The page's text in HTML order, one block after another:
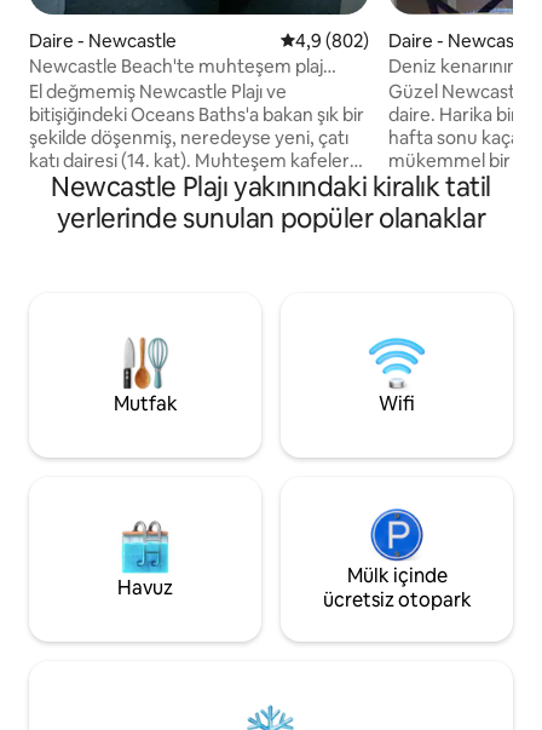
Daire - Newcastle 5 üzerinden ortalama 4,9
4,9 (802)
Newcastle Beach'te muhteşem plaj
manzaralı çatı katı
El değmemiş Newcastle Plajı ve
bitişiğindeki Oceans Baths'a bakan şık bir
şekilde döşenmiş, neredeyse yeni, çatı
katı dairesi (14. kat). Muhteşem kafeler
hemen alt katta, harika barlar,
restoranlar ve mağazalarla dolu şehir
merkezine 5 dakika yürüme
uyandığınızda göç eden yunusları ve
balinaları ve Newcastle'daki en iyi
manzarayı görebilirsiniz. Balkonda kahve
veya kokteyl yudumlayın. Sadece OLUN.
Daire - Newcastle
Deniz kenarının
balina izleme.
Güzel Newcastle
daire. Harika bir
hafta sonu
mükemmel bir
güvenli otopark
hissetmenizi
olanak mevcut.
kendinizi
Valley şarap
bölgelerine,
günübirlik gezi.
Newcastle Plajı yakınındaki kiralık tatil
yerlerinde sunulan popüler olanaklar
Mutfak Wifi
Havuz
Mülk içinde
ücretsiz otopark